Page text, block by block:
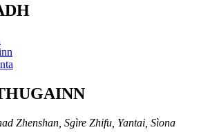
Zhenshan, Sgìre Zhifu, Yantai, Sìona